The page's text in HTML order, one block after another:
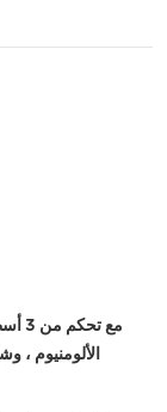
الألومنيوم ،